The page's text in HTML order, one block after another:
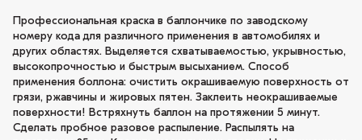
Профессиональная краска в баллончике по заводскому
номеру кода для различного применения в автомобилях и
других областях. Выделяется схватываемостью, укрывностью,
высокопрочностью и быстрым высыханием. Способ
применения боллона: очистить окрашиваемую поверхность от
грязи, ржавчины и жировых пятен. Заклеить неокрашиваемые
поверхности! Встряхнуть баллон на протяжении 5 минут.
Сделать пробное разовое распыление. Распылять на